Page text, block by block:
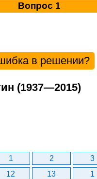
Вопрос 1
в решении?
(1937—2015)
1 2
3
12 13
1